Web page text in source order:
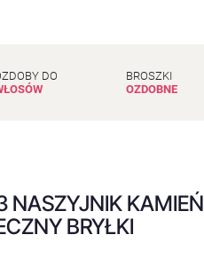
DO
BROSZKI
OZDOBNE
NASZYJNIK KAMIEŃ
BRYŁKI